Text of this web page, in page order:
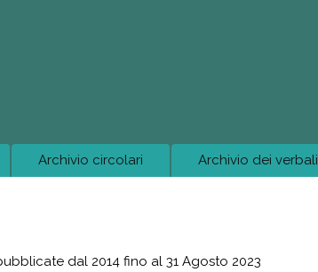
Archivio circolari Archivio dei verbali
dal 2014 fino al 31 Agosto 2023